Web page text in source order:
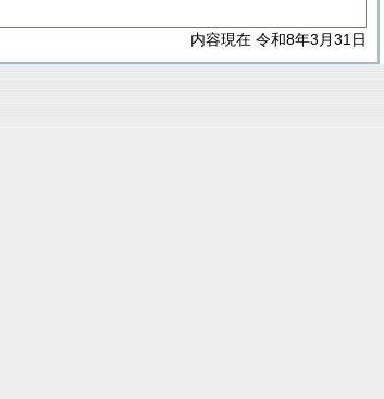
内容現在 令和8年3月31日